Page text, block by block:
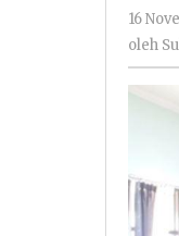
16
oleh